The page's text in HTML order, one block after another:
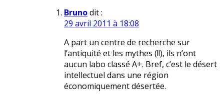
Brunodit :
29 avril 2011 à 18:08
A part un centre de recherche sur
l’antiquité et les mythes (!!), ils n’ont
aucun labo classé A+. Bref, c’est le désert
intellectuel dans une région
économiquement désertée.